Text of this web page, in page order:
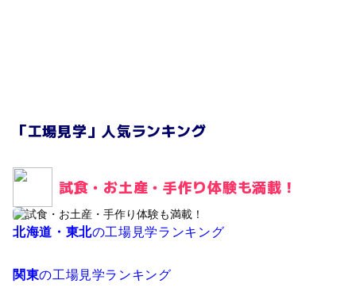
「工場見学」人気ランキング
試食・お土産・手作り体験も満載！
北海道・東北の工場見学ランキング
関東の工場見学ランキング